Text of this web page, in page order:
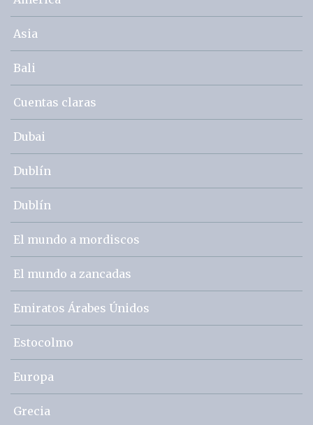
Asia
Bali
Cuentas claras
Dubai
Dublín
Dublín
El mundo a mordiscos
El mundo a zancadas
Emiratos Árabes Únidos
Estocolmo
Europa
Grecia